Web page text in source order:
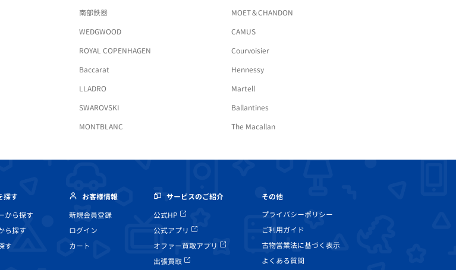
南部鉄器
WEDGWOOD
ROYAL COPENHAGEN
Baccarat
LLADRO
SWAROVSKI
MONTBLANC
MOET＆CHANDON
CAMUS
Courvoisier
Hennessy
Martell
Ballantines
The Macallan
探す
から探す
ら探す
す
お客様情報
新規会員登録
ログイン
カート
サービスのご紹介
公式HP
公式アプリ
オファー買取アプリ
出張買取
その他
プライバシーポリシー
ご利用ガイド
古物営業法に基づく表示
よくある質問